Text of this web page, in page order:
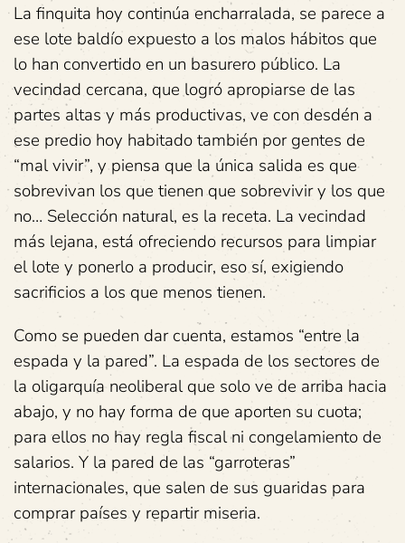
La finquita hoy continúa encharralada, se parece a
ese lote baldío expuesto a los malos hábitos que
lo han convertido en un basurero público. La
vecindad cercana, que logró apropiarse de las
partes altas y más productivas, ve con desdén a
ese predio hoy habitado también por gentes de
“mal vivir”, y piensa que la única salida es que
sobrevivan los que tienen que sobrevivir y los que
no… Selección natural, es la receta. La vecindad
más lejana, está ofreciendo recursos para limpiar
el lote y ponerlo a producir, eso sí, exigiendo
sacrificios a los que menos tienen.
Como se pueden dar cuenta, estamos “entre la
espada y la pared”. La espada de los sectores de
la oligarquía neoliberal que solo ve de arriba hacia
abajo, y no hay forma de que aporten su cuota;
para ellos no hay regla fiscal ni congelamiento de
salarios. Y la pared de las “garroteras”
internacionales, que salen de sus guaridas para
comprar países y repartir miseria.